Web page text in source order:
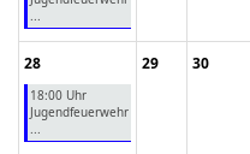
...
28
18:00 Uhr
Jugendfeuerwehr
...
29 30